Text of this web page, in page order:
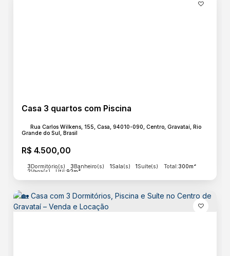
Cozinha
Área de Serviço
Básico
Energia
Água
Casa 3 quartos com Piscina
R$ 4.500,00
Rua Carlos Wilkens, 155, Casa, 94010-090, Centro, Gravataí, Rio
Grande do Sul, Brasil
3Dormitório(s) 3Banheiro(s) 1Sala(s) 1Suíte(s) Total:300m²
2Vaga(s) Útil:92m²